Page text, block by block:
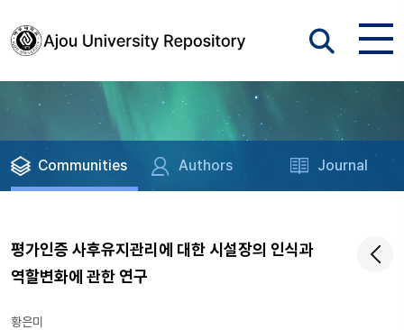
Communities Authors Journal
평가인증 사후유지관리에 대한 시설장의 인식과
역할변화에 관한 연구
황은미